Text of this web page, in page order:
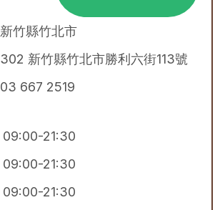
新竹縣竹北市
302 新竹縣竹北市勝利六街113號
03 667 2519
09:00-21:30
09:00-21:30
09:00-21:30